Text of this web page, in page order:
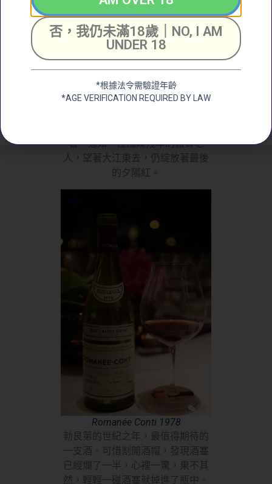
Romanée Conti 1980
了可能…香氣讓人聯想到了雪莉桶
威士忌，焦糖、煙熏、太妃糖氣息
濃郁，又帶有點果乾、果脯的香
著。猶如一位風燭殘年的傲骨老
人，望著大江東去，仍綻放著最後
的夕陽紅。
Romanée Conti 1978
勃艮第的世紀之年，最值得期待的
一支酒。可惜割開酒帽，發現酒塞
已經爛了一半，心裡一驚，果不其
然，輕輕一碰酒塞就掉進了瓶中。
否，我仍未滿18歲｜NO, I AM
UNDER 18
*根據法令需驗證年齡
*AGE VERIFICATION REQUIRED BY LAW